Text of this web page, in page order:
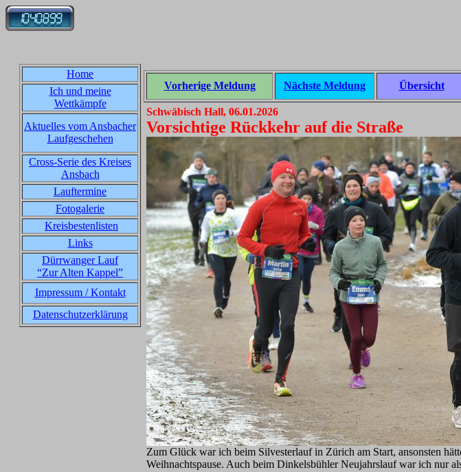
Home
Ich und meine
Wettkämpfe
Aktuelles vom Ansbacher
Laufgeschehen
Cross-Serie des Kreises
Ansbach
Lauftermine
Fotogalerie
Kreisbestenlisten
Links
Dürrwanger Lauf
“Zur Alten Kappel”
Impressum / Kontakt
Datenschutzerklärung
Vorherige Meldung Nächste Meldung Übersicht
Schwäbisch Hall, 06.01.2026
Vorsichtige Rückkehr auf die Straße
Zum Glück war ich beim Silvesterlauf in Zürich am Start, ansonsten
Weihnachtspause. Auch beim Dinkelsbühler Neujahrslauf war ich nur